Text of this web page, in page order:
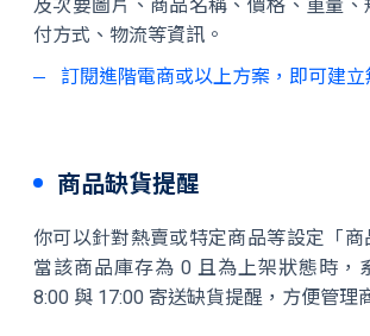
及次要圖片、商品名稱、價格、重量、
付方式、物流等資訊。
訂閱進階電商或以上方案，即可建
商品缺貨提醒
你可以針對熱賣或特定商品等設定「商
當該商品庫存為 0 且為上架狀態時，
8:00 與 17:00 寄送缺貨提醒，方便管理